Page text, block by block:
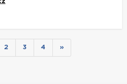
2 3 4 »